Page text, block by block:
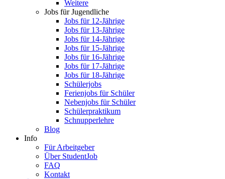
Weitere
Jobs für Jugendliche
Jobs für 12-Jährige
Jobs für 13-Jährige
Jobs für 14-Jährige
Jobs für 15-Jährige
Jobs für 16-Jährige
Jobs für 17-Jährige
Jobs für 18-Jährige
Schülerjobs
Ferienjobs für Schüler
Nebenjobs für Schüler
Schülerpraktikum
Schnupperlehre
Blog
Info
Für Arbeitgeber
Über StudentJob
FAQ
Kontakt